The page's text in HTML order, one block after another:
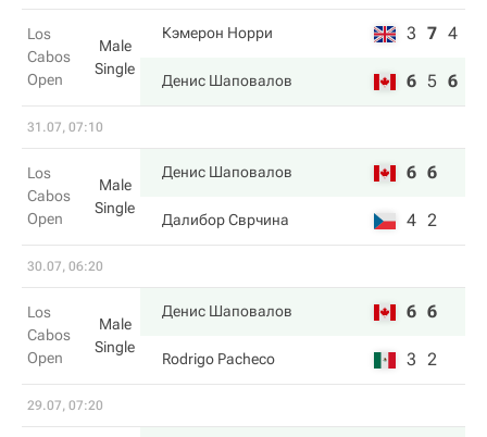
Los
Cabos
Open
Male
Single
Кэмерон Норри 3 7 4
Денис Шаповалов 6 5 6
31.07, 07:10
Los
Cabos
Open
Male
Single
Денис Шаповалов 6 6
Далибор Сврчина 4 2
30.07, 06:20
Los
Cabos
Open
Male
Single
Денис Шаповалов 6 6
Rodrigo Pacheco 3 2
29.07, 07:20